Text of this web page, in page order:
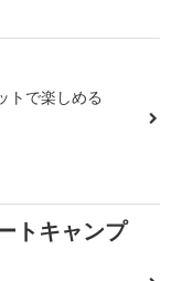
トで楽しめる
トキャンプ